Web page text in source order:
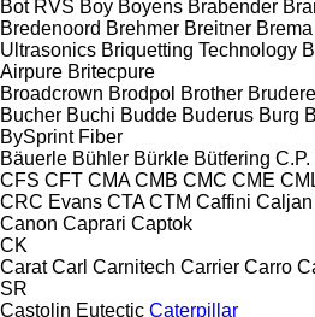
Bot RVS Boy Boyens Brabender
Bredenoord Brehmer Breitner Brema
Ultrasonics Briquetting Technology
Airpure Britecpure
Broadcrown Brodpol Brother
Bucher Buchi Budde Buderus Burg
BySprint Fiber
Bäuerle Bühler Bürkle Bütfering C.P.
CFS CFT CMA CMB CMC CME
CRC Evans CTA CTM Caffini Caljan
Canon Caprari Captok
CK
Carat Carl Carnitech Carrier Carro
SR
Castolin Eutectic Caterpillar